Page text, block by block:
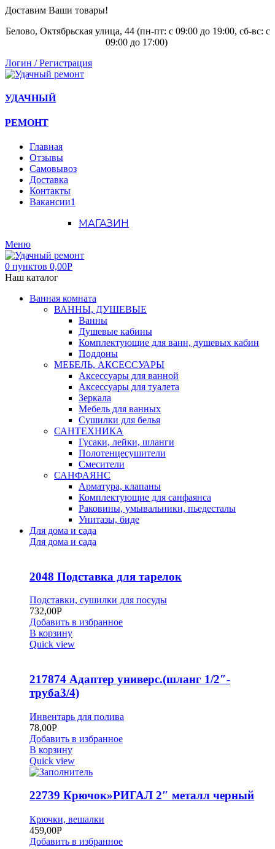
Доставим Ваши товары!
Белово, Октябрьская улица, 44 (пн-пт: с 09:00 до 19:00, сб-вс: с
09:00 до 17:00)
Логин / Регистрация
УДАЧНЫЙ
РЕМОНТ
Главная
Отзывы
Самовывоз
Доставка
Контакты
Вакансии1
МАГАЗИН
Меню
0 пунктов 0,00Р
Наш каталог
Ванная комната
ВАННЫ, ДУШЕВЫЕ
Ванны
Душевые кабины
Комплектующие для ванн, душевых кабин
Поддоны
МЕБЕЛЬ, АКСЕССУАРЫ
Аксессуары для ванной
Аксессуары для туалета
Зеркала
Мебель для ванных
Сушилки для белья
САНТЕХНИКА
Гусаки, лейки, шланги
Полотенцесушители
Смесители
САНФАЯНС
Арматура, клапаны
Комплектующие для санфаянса
Раковины, умывальники, пьедесталы
Унитазы, биде
Для дома и сада
Для дома и сада
2048 Подставка для тарелок
Подставки, сушилки для посуды
732,00Р
Добавить в избранное
В корзину
Quick view
217874 Адаптер универс.(шланг 1/2″-
труба3/4)
Инвентарь для полива
78,00Р
Добавить в избранное
В корзину
Quick view
22739 Крючок»РИГАЛ 2″ металл черный
Крючки, вешалки
459,00Р
Добавить в избранное